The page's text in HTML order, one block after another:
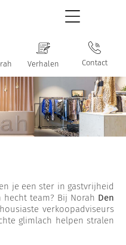
Verhalen Contact
je een ster in gastvrijheid
team? Bij Norah Den
verkoopadviseurs
glimlach helpen stralen